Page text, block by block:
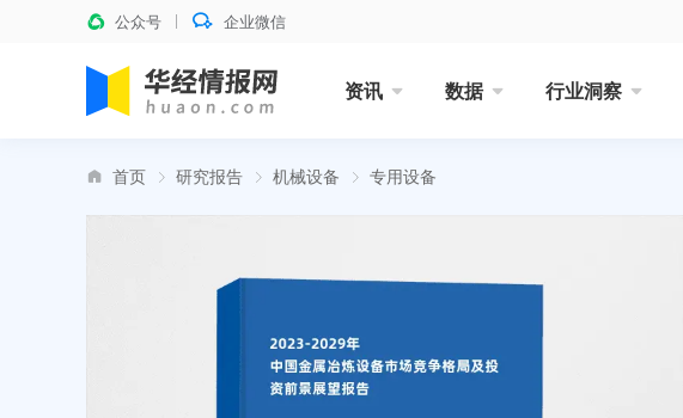
公众号 企业微信
资讯 数据 行业洞察
首页 研究报告 机械设备 专用设备